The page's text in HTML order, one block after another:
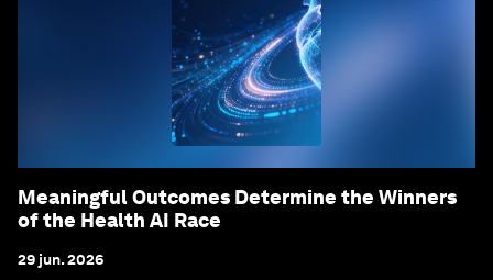
Meaningful Outcomes Determine the Winners
of the Health AI Race
29 jun. 2026